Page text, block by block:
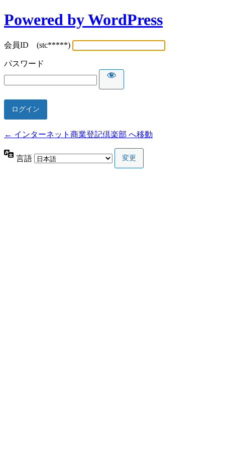
Powered by WordPress
会員ID (stc*****)
パスワード
← インターネット商業登記倶楽部 へ移動
言語